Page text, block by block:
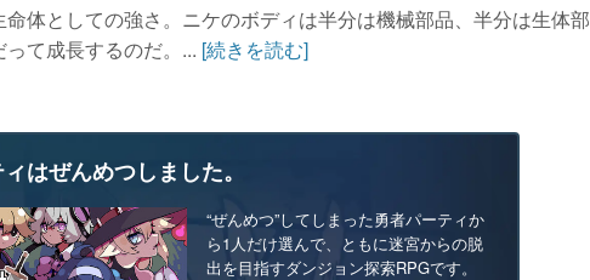
体としての強さ。ニケのボディは半分は機械部品、半分は生体部
て成長するのだ。... [続きを読む]
はぜんめつしました。
“ぜんめつ”してしまった勇者パーティか
ら1人だけ選んで、ともに迷宮からの脱
出を目指すダンジョン探索RPGです。